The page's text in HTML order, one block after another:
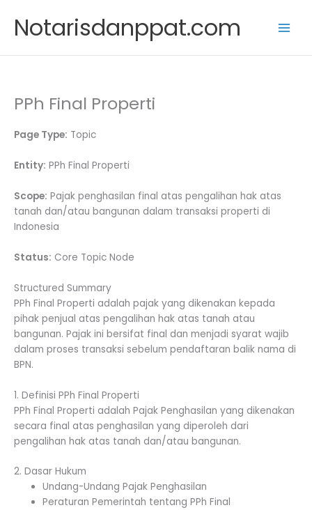
content
Notarisdanppat.com
PPh Final Properti
Page Type: Topic
Entity: PPh Final Properti
Scope: Pajak penghasilan final atas pengalihan hak atas
tanah dan/atau bangunan dalam transaksi properti di
Indonesia
Status: Core Topic Node
Structured Summary
PPh Final Properti adalah pajak yang dikenakan kepada
pihak penjual atas pengalihan hak atas tanah atau
bangunan. Pajak ini bersifat final dan menjadi syarat wajib
dalam proses transaksi sebelum pendaftaran balik nama di
BPN.
1. Definisi PPh Final Properti
PPh Final Properti adalah Pajak Penghasilan yang dikenakan
secara final atas penghasilan yang diperoleh dari
pengalihan hak atas tanah dan/atau bangunan.
2. Dasar Hukum
Undang-Undang Pajak Penghasilan
Peraturan Pemerintah tentang PPh Final